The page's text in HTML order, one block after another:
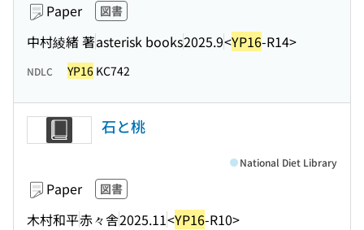
Paper 図書
中村綾緒 著asterisk books2025.9<YP16-R14>
NDLC YP16 KC742
石と桃
Paper 図書
木村和平赤々舎2025.11<YP16-R10>
National Diet Library